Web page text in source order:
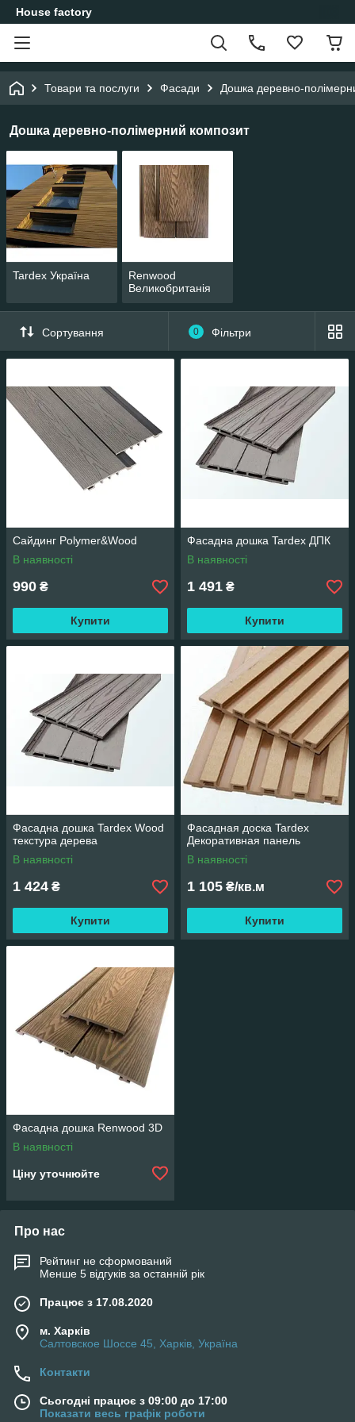
House factory
Товари та послуги Фасади Дошка деревно-
Дошка деревно-полімерний композит
Tardex Україна
Renwood
Великобританія
Сортування 0 Фільтри
Сайдинг Polymer&Wood
В наявності
990 ₴
Купити
Фасадна дошка Tardex ДПК
В наявності
1 491 ₴
Купити
Фасадна дошка Tardex Wood
текстура дерева
В наявності
1 424 ₴
Купити
Фасадная доска Tardex
Декоративная панель
В наявності
1 105 ₴/кв.м
Купити
Фасадна дошка Renwood 3D
В наявності
Ціну уточнюйте
Про нас
Рейтинг не сформований
Менше 5 відгуків за останній рік
Працює з 17.08.2020
м. Харків
Салтовское Шоссе 45, Харків, Україна
Контакти
Сьогодні працює з 09:00 до 17:00
Показати весь графік роботи